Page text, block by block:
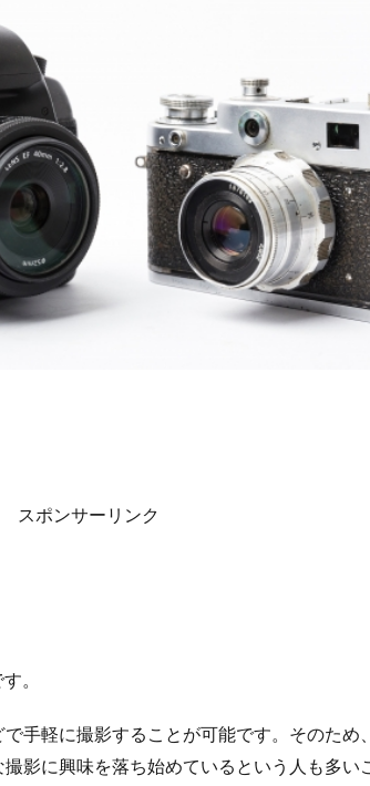
スポンサーリンク
。
手軽に撮影することが可能です。そのため
影に興味を落ち始めているという人も多い